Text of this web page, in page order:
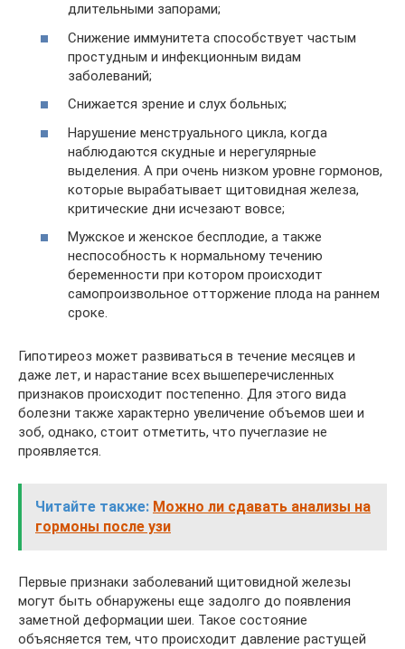
длительными запорами;
Снижение иммунитета способствует частым
простудным и инфекционным видам
заболеваний;
Снижается зрение и слух больных;
Нарушение менструального цикла, когда
наблюдаются скудные и нерегулярные
выделения. А при очень низком уровне гормонов,
которые вырабатывает щитовидная железа,
критические дни исчезают вовсе;
Мужское и женское бесплодие, а также
неспособность к нормальному течению
беременности при котором происходит
самопроизвольное отторжение плода на раннем
сроке.
Гипотиреоз может развиваться в течение месяцев и
даже лет, и нарастание всех вышеперечисленных
признаков происходит постепенно. Для этого вида
болезни также характерно увеличение объемов шеи и
зоб, однако, стоит отметить, что пучеглазие не
проявляется.
Читайте также: Можно ли сдавать анализы на
гормоны после узи
Первые признаки заболеваний щитовидной железы
могут быть обнаружены еще задолго до появления
заметной деформации шеи. Такое состояние
объясняется тем, что происходит давление растущей